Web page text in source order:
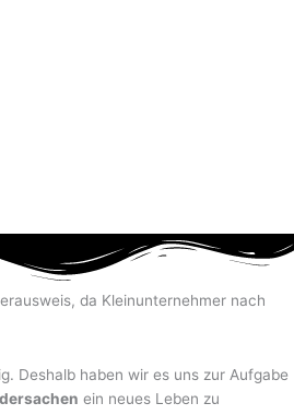
da Kleinunternehmer nach
Deshalb haben wir es uns zur Aufgabe
ein neues Leben zu